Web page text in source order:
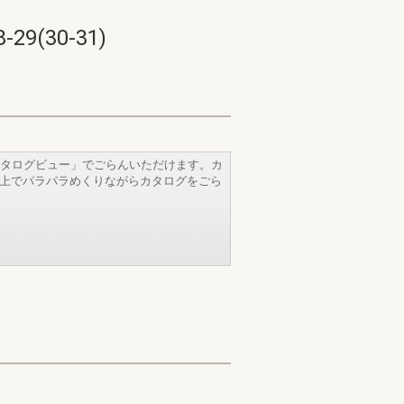
29(30-31)
ログビュー」でごらんいただけます。カ
でパラパラめくりながらカタログをごら